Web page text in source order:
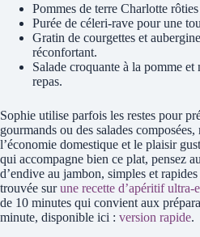
Pommes de terre Charlotte
Purée de céleri-rave pour une
Gratin de courgettes et
réconfortant.
Salade croquante à la pomme
repas.
Sophie utilise parfois les restes pour
gourmands ou des salades
l’économie domestique et le plaisir
qui accompagne bien ce plat, pensez
d’endive au jambon, simples et
trouvée surune recette d’apéritif ultra-
de 10 minutes qui convient aux
minute, disponible ici : version rapide.